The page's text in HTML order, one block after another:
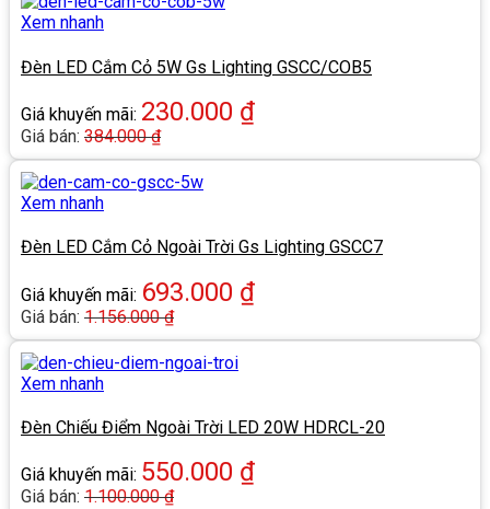
Xem nhanh
Đèn LED Cắm Cỏ 5W Gs Lighting GSCC/COB5
Giá khuyến mãi: 230.000 ₫
Giá bán: 384.000₫
Xem nhanh
Đèn LED Cắm Cỏ Ngoài Trời Gs Lighting GSCC7
Giá khuyến mãi: 693.000 ₫
Giá bán: 1.156.000₫
Xem nhanh
Đèn Chiếu Điểm Ngoài Trời LED 20W HDRCL-20
Giá khuyến mãi: 550.000 ₫
Giá bán: 1.100.000₫